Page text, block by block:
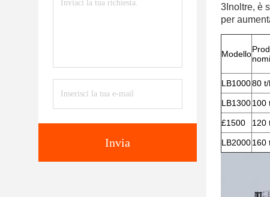
Invia
3Inoltre, è
per
Modello
LB100080 t/
LB1300100
£1500
120
LB2000160